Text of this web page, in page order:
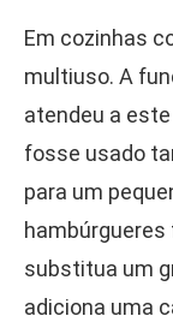
Em cozinhas
multiuso. A
atendeu a
fosse usado
para um
hambúrgueres
substitua um
adiciona uma